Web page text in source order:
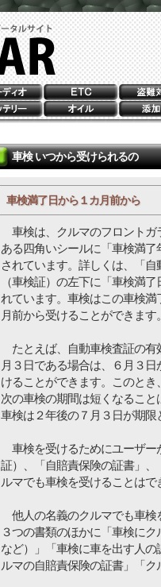
車検 いつから受けられるの
車検満了日から１カ月前から
車検は、クルマのフロントガ
ある四角いシールに「車検満了
されています。詳しくは、「自
（車検証）の左下に「車検満
れています。車検はこの車検満
月前から受けることができます
たとえば、自動車検査証の有
月３日である場合は、６月３日
けることができます。このと
次の車検の期間は短くなるこ
車検は２年後の７月３日が期限
車検を受けるためにユーザー
証）、「自賠責保険の証書」
ルマでも車検を受けることはで
他人の名義のクルマでも車検
３つの書類のほかに「車検に
など）」「車検に車を出す人
ルマの自賠責保険の証書」「